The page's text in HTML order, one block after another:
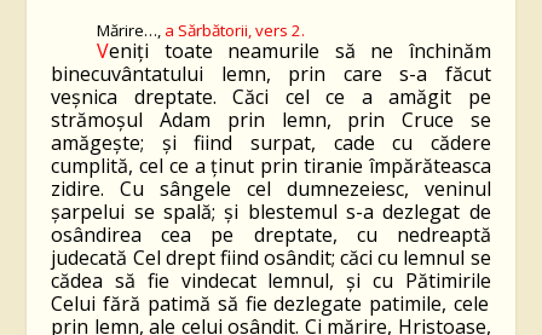
Mărire…, a Sărbătorii, vers2.
Veniți toate neamurile să ne închinăm
binecuvântatului lemn, prin care s-a făcut
veșnica dreptate. Căci cel ce a amăgit pe
strămoșul Adam prin lemn, prin Cruce se
amăgește; și fiind surpat, cade cu cădere
cumplită, cel ce a ținut prin tiranie împărăteasca
zidire. Cu sângele cel dumnezeiesc, veninul
șarpelui se spală; și blestemul s-a dezlegat de
osândirea cea pe dreptate, cu nedreaptă
judecată Cel drept fiind osândit; căci cu lemnul se
cădea să fie vindecat lemnul, și cu Pătimirile
Celui fără patimă să fie dezlegate patimile, cele
prin lemn, ale celui osândit. Ci mărire, Hristoase,